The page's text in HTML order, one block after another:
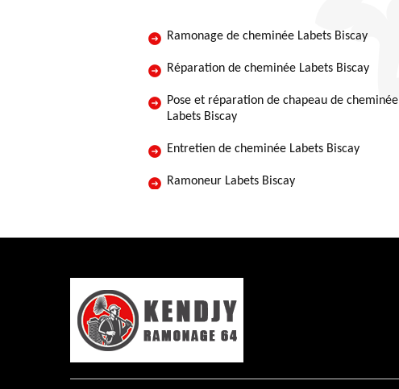
Ramonage de cheminée Labets Biscay
Réparation de cheminée Labets Biscay
Pose et réparation de chapeau de cheminée
Labets Biscay
Entretien de cheminée Labets Biscay
Ramoneur Labets Biscay